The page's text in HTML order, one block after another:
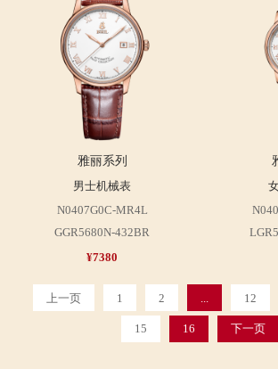
雅丽系列
男士机械表
N0407G0C-MR4L
GGR5680N-432BR
¥7380
上一页 1 2 12
15 16 下一页